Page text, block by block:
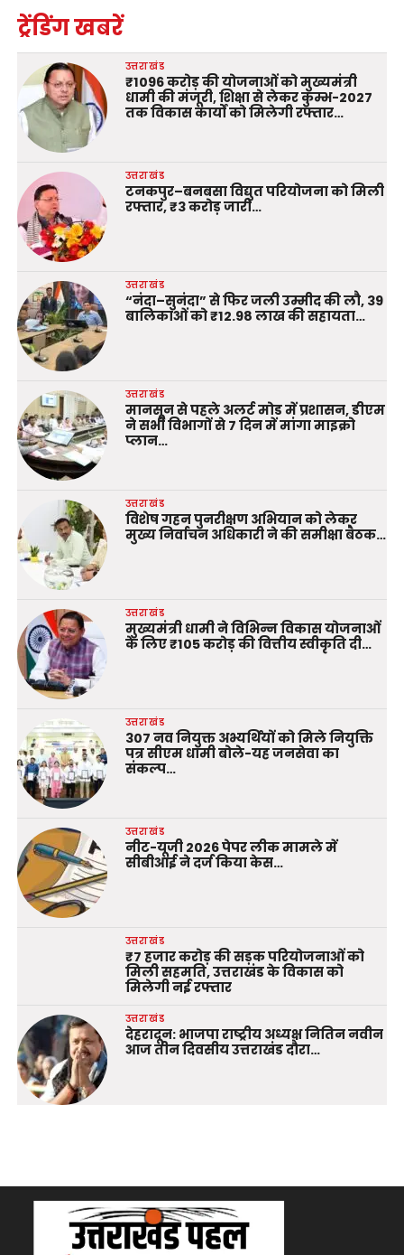
ट्रेंडिंग खबरें
उत्तराखंड
₹1096 करोड़ की योजनाओं को मुख्यमंत्री
धामी की मंजूरी, शिक्षा से लेकर कुम्भ-2027
तक विकास कार्यों को मिलेगी रफ्तार…
उत्तराखंड
टनकपुर–बनबसा विद्युत परियोजना को मिली
रफ्तार, ₹3 करोड़ जारी…
उत्तराखंड
“नंदा–सुनंदा” से फिर जली उम्मीद की लौ, 39
बालिकाओं को ₹12.98 लाख की सहायता…
उत्तराखंड
मानसून से पहले अलर्ट मोड में प्रशासन, डीएम
ने सभी विभागों से 7 दिन में मांगा माइक्रो
प्लान…
उत्तराखंड
विशेष गहन पुनरीक्षण अभियान को लेकर
मुख्य निर्वाचन अधिकारी ने की समीक्षा बैठक…
उत्तराखंड
मुख्यमंत्री धामी ने विभिन्न विकास योजनाओं
के लिए ₹105 करोड़ की वित्तीय स्वीकृति दी…
उत्तराखंड
307 नव नियुक्त अभ्यर्थियों को मिले नियुक्ति
पत्र सीएम धामी बोले-यह जनसेवा का
संकल्प…
उत्तराखंड
नीट-यूजी 2026 पेपर लीक मामले में
सीबीआई ने दर्ज किया केस…
उत्तराखंड
₹7 हजार करोड़ की सड़क परियोजनाओं को
मिली सहमति, उत्तराखंड के विकास को
मिलेगी नई रफ्तार
उत्तराखंड
देहरादून: भाजपा राष्ट्रीय अध्यक्ष नितिन नवीन
आज तीन दिवसीय उत्तराखंड दौरा…